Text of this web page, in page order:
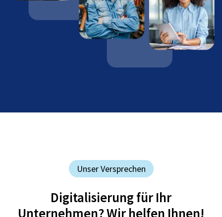
Unser Versprechen
Digitalisierung für Ihr
Unternehmen? Wir helfen Ihnen!